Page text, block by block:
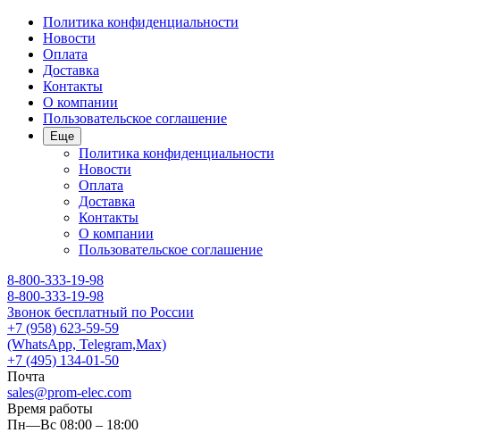
Политика конфиденциальности
Новости
Оплата
Доставка
Контакты
О компании
Пользовательское соглашение
Еще
Политика конфиденциальности
Новости
Оплата
Доставка
Контакты
О компании
Пользовательское соглашение
8-800-333-19-98
8-800-333-19-98
Звонок бесплатный по России
+7 (958) 623-59-59
(WhatsApp, Telegram,Max)
+7 (495) 134-01-50
Почта
sales@prom-elec.com
Время работы
Пн—Вс 08:00 – 18:00